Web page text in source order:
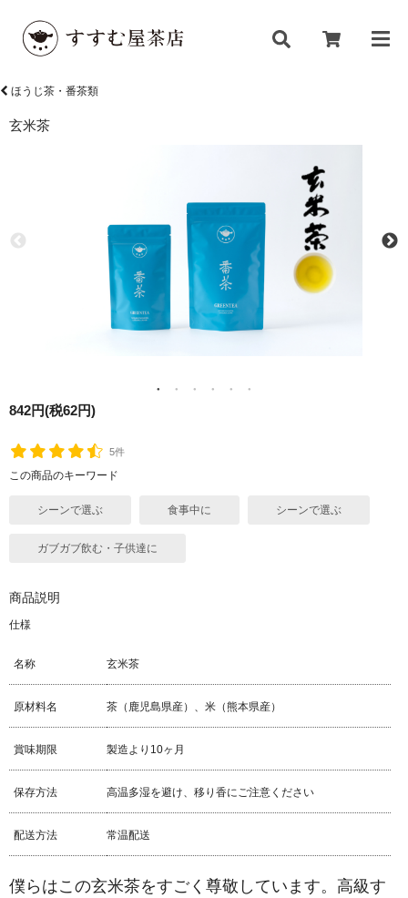
ほうじ茶・番茶類
玄米茶
842円(税62円)
5件
この商品のキーワード
シーンで選ぶ 食事中に シーンで選ぶ
ガブガブ飲む・子供達に
商品説明
仕様
名称 玄米茶
原材料名 茶（鹿児島県産）、米（熊本県産）
賞味期限 製造より10ヶ月
保存方法 高温多湿を避け、移り香にご注意ください
配送方法 常温配送
僕らはこの玄米茶をすごく尊敬しています。高級す